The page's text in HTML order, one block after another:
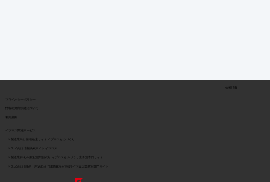
​情報の外部伝達について
会社情報
> 製造業特化の用途別課題解決 | イプロスものづくり業界別専門サイト
> BtoB向け情報検索サイト イプロス
> BtoB向け | 目的・用途起点で課題解決を支援 | イプロス業界別専門サイト
> 製造業向け情報検索サイト イプロスものづくり
イプロス関連サービス